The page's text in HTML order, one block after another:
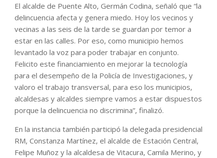
El alcalde de Puente Alto, Germán Codina, señaló que “la
delincuencia afecta y genera miedo. Hoy los vecinos y
vecinas a las seis de la tarde se guardan por temor a
estar en las calles. Por eso, como municipio hemos
levantado la voz para poder trabajar en conjunto.
Felicito este financiamiento en mejorar la tecnología
para el desempeño de la Policía de Investigaciones, y
valoro el trabajo transversal, para eso los municipios,
alcaldesas y alcaldes siempre vamos a estar dispuestos
porque la delincuencia no discrimina”, finalizó.
En la instancia también participó la delegada presidencial
RM, Constanza Martínez, el alcalde de Estación Central,
Felipe Muñoz y la alcaldesa de Vitacura, Camila Merino, y